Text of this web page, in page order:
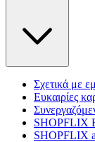
Σχετικά με
Ευκαιρίες
SHOPFLIX
SHOPFLIX